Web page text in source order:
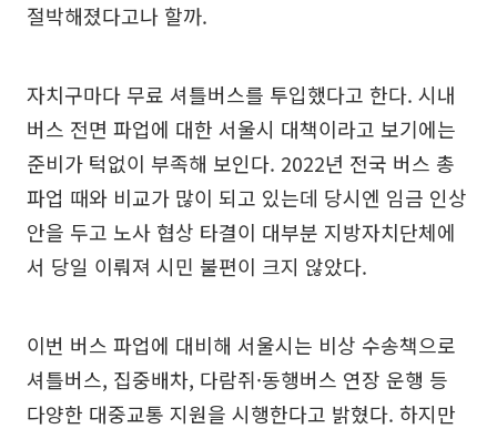
절박해졌다고나 할까.
자치구마다 무료 셔틀버스를 투입했다고 한다. 시내
버스 전면 파업에 대한 서울시 대책이라고 보기에는
준비가 턱없이 부족해 보인다. 2022년 전국 버스 총
파업 때와 비교가 많이 되고 있는데 당시엔 임금 인상
안을 두고 노사 협상 타결이 대부분 지방자치단체에
서 당일 이뤄져 시민 불편이 크지 않았다.
이번 버스 파업에 대비해 서울시는 비상 수송책으로
셔틀버스, 집중배차, 다람쥐·동행버스 연장 운행 등
다양한 대중교통 지원을 시행한다고 밝혔다. 하지만